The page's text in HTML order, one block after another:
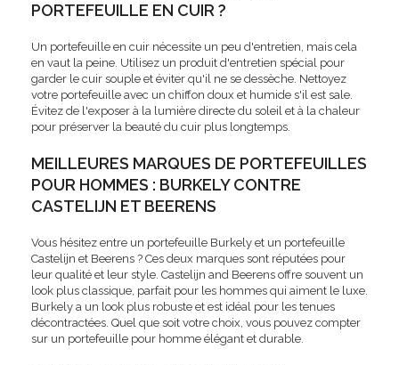
PORTEFEUILLE EN CUIR ?
Un portefeuille en cuir nécessite un peu d'entretien, mais cela
en vaut la peine. Utilisez un produit d'entretien spécial pour
garder le cuir souple et éviter qu'il ne se dessèche. Nettoyez
votre portefeuille avec un chiffon doux et humide s'il est sale.
Évitez de l'exposer à la lumière directe du soleil et à la chaleur
pour préserver la beauté du cuir plus longtemps.
MEILLEURES MARQUES DE PORTEFEUILLES
POUR HOMMES : BURKELY CONTRE
CASTELIJN ET BEERENS
Vous hésitez entre un portefeuille Burkely et un portefeuille
Castelijn et Beerens ? Ces deux marques sont réputées pour
leur qualité et leur style. Castelijn and Beerens offre souvent un
look plus classique, parfait pour les hommes qui aiment le luxe.
Burkely a un look plus robuste et est idéal pour les tenues
décontractées. Quel que soit votre choix, vous pouvez compter
sur un portefeuille pour homme élégant et durable.